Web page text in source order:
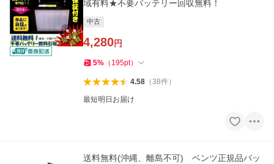
域有料★不要バッテリー回収無料！
中古
4,280円
5% （ 195pt）
4.58（38件）
最短明日お届け
送料無料(沖縄、離島不可) ベンツ正規品バッ